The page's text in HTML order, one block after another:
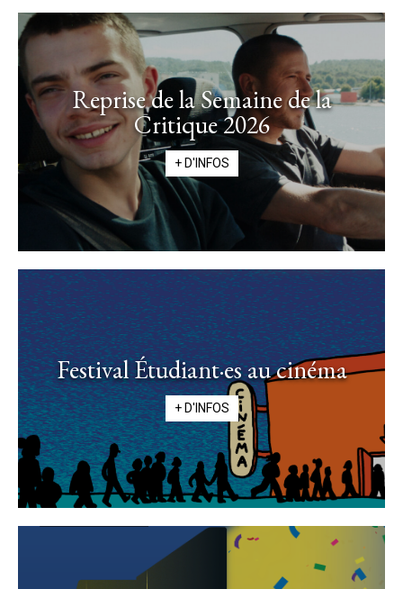
Reprise de la Semaine de la
Critique 2026
+ D'INFOS
Festival Étudiant·es au cinéma
+ D'INFOS